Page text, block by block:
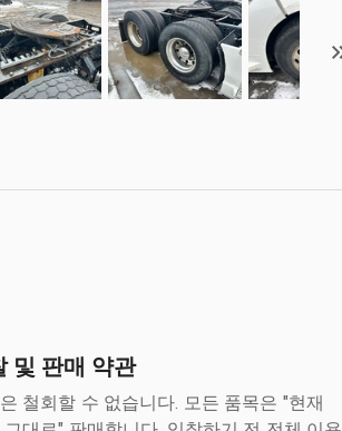
및 판매 약관
철회할 수 없습니다. 모든 품목은 "현재